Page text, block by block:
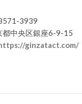
3939
都中央区銀座6-9-15
ginzatact.com/